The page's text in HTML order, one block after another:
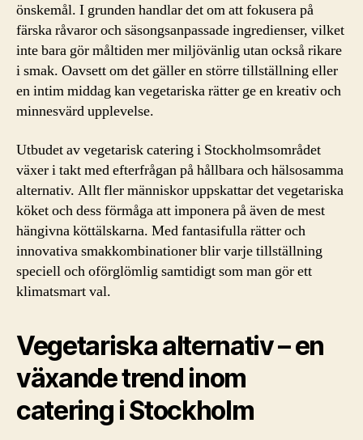
önskemål. I grunden handlar det om att fokusera på
färska råvaror och säsongsanpassade ingredienser, vilket
inte bara gör måltiden mer miljövänlig utan också rikare
i smak. Oavsett om det gäller en större tillställning eller
en intim middag kan vegetariska rätter ge en kreativ och
minnesvärd upplevelse.
Utbudet av vegetarisk catering i Stockholmsområdet
växer i takt med efterfrågan på hållbara och hälsosamma
alternativ. Allt fler människor uppskattar det vegetariska
köket och dess förmåga att imponera på även de mest
hängivna köttälskarna. Med fantasifulla rätter och
innovativa smakkombinationer blir varje tillställning
speciell och oförglömlig samtidigt som man gör ett
klimatsmart val.
Vegetariska alternativ – en
växande trend inom
catering i Stockholm